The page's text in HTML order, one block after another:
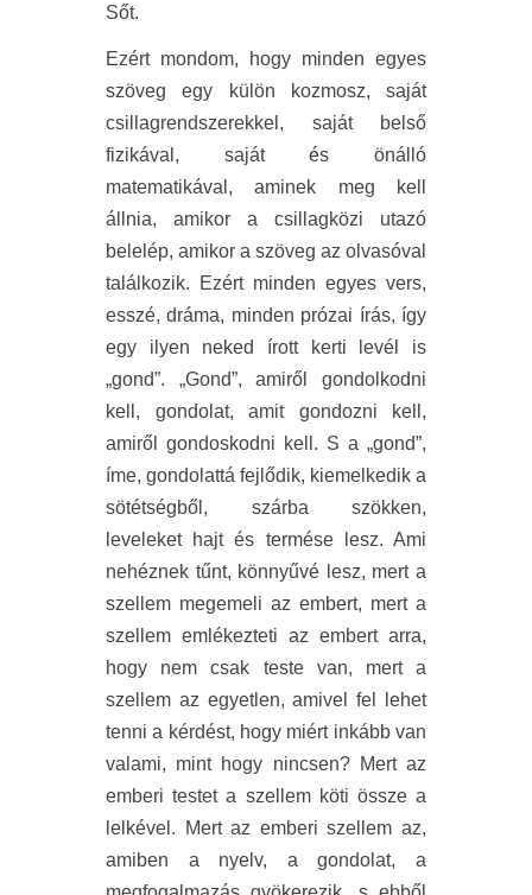
Sőt.
Ezért mondom, hogy minden egyes
szöveg egy külön kozmosz, saját
csillagrendszerekkel, saját belső
fizikával, saját és önálló
matematikával, aminek meg kell
állnia, amikor a csillagközi utazó
belelép, amikor a szöveg az olvasóval
találkozik. Ezért minden egyes vers,
esszé, dráma, minden prózai írás, így
egy ilyen neked írott kerti levél is
„gond”. „Gond”, amiről gondolkodni
kell, gondolat, amit gondozni kell,
amiről gondoskodni kell. S a „gond”,
íme, gondolattá fejlődik, kiemelkedik a
sötétségből, szárba szökken,
leveleket hajt és termése lesz. Ami
nehéznek tűnt, könnyűvé lesz, mert a
szellem megemeli az embert, mert a
szellem emlékezteti az embert arra,
hogy nem csak teste van, mert a
szellem az egyetlen, amivel fel lehet
tenni a kérdést, hogy miért inkább van
valami, mint hogy nincsen? Mert az
emberi testet a szellem köti össze a
lelkével. Mert az emberi szellem az,
amiben a nyelv, a gondolat, a